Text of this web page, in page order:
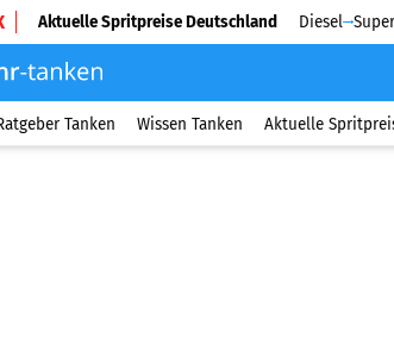
Aktuelle Spritpreise Deutschland Diesel
Tanken Wissen Tanken Aktuelle